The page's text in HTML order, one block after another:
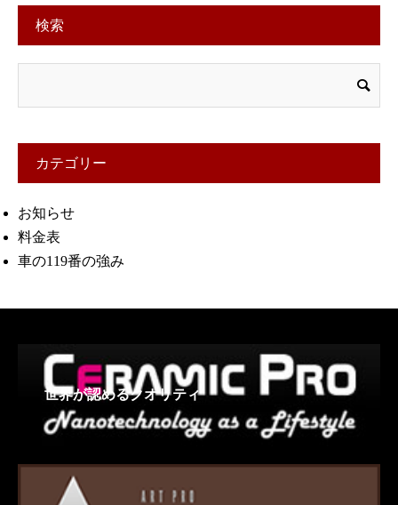
検索
カテゴリー
お知らせ
料金表
車の119番の強み
世界が認めるクオリティ